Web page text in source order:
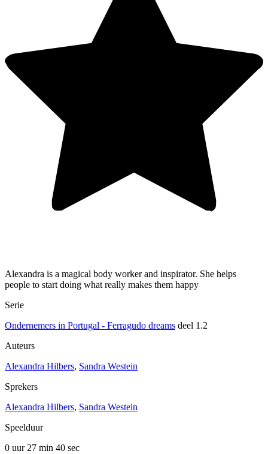
Alexandra is a magical body worker and inspirator. She helps
people to start doing what really makes them happy
Serie
Ondernemers in Portugal - Ferragudo dreams deel 1.2
Auteurs
Alexandra Hilbers, Sandra Westein
Sprekers
Alexandra Hilbers, Sandra Westein
Speelduur
0 uur 27 min 40 sec